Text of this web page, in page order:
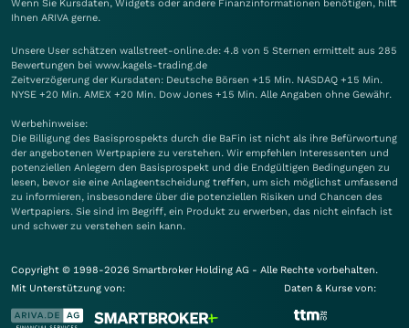
Wenn Sie Kursdaten, Widgets oder andere Finanzinformationen benötigen, hilft
Ihnen ARIVA gerne.
Unsere User schätzen wallstreet-online.de: 4.8 von 5 Sternen ermittelt aus 285
Bewertungen bei www.kagels-trading.de
Zeitverzögerung der Kursdaten: Deutsche Börsen +15 Min. NASDAQ +15 Min.
NYSE +20 Min. AMEX +20 Min. Dow Jones +15 Min. Alle Angaben ohne Gewähr.
Werbehinweise:
Die Billigung des Basisprospekts durch die BaFin ist nicht als ihre Befürwortung
der angebotenen Wertpapiere zu verstehen. Wir empfehlen Interessenten und
potenziellen Anlegern den Basisprospekt und die Endgültigen Bedingungen zu
lesen, bevor sie eine Anlageentscheidung treffen, um sich möglichst umfassend
zu informieren, insbesondere über die potenziellen Risiken und Chancen des
Wertpapiers. Sie sind im Begriff, ein Produkt zu erwerben, das nicht einfach ist
und schwer zu verstehen sein kann.
Copyright © 1998-2026 Smartbroker Holding AG - Alle Rechte vorbehalten.
Mit Unterstützung von:
Daten & Kurse von: